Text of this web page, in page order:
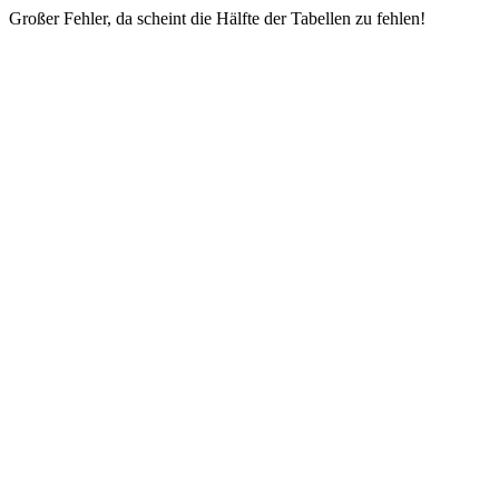
Großer Fehler, da scheint die Hälfte der Tabellen zu fehlen!